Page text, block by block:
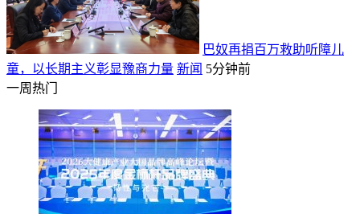
巴奴再捐百万救助听障儿
童，以长期主义彰显豫商力量
一周热门